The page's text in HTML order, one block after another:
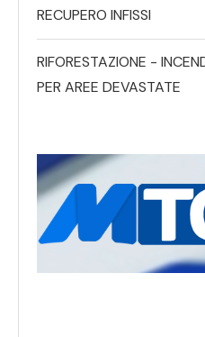
RECUPERO INFISSI
RIFORESTAZIONE -
PER AREE DEVASTATE